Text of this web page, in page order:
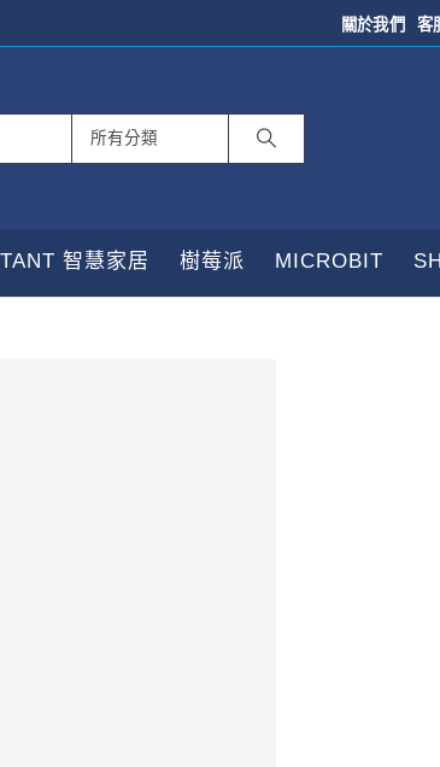
關於我們 客
智慧家居 樹莓派 MICROBIT